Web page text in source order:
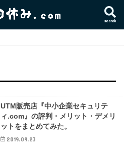
search
UTM販売店『中小企業セキュリテ
ィ.com』の評判・メリット・デメリ
ットをまとめてみた。
2019.09.23